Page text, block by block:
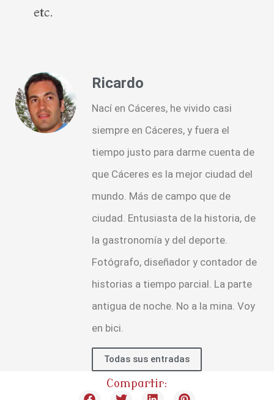
etc.
Ricardo
Nací en Cáceres, he vivido casi
siempre en Cáceres, y fuera el
tiempo justo para darme cuenta de
que Cáceres es la mejor ciudad del
mundo. Más de campo que de
ciudad. Entusiasta de la historia, de
la gastronomía y del deporte.
Fotógrafo, diseñador y contador de
historias a tiempo parcial. La parte
antigua de noche. No a la mina. Voy
en bici.
Todas sus entradas
Compartir: